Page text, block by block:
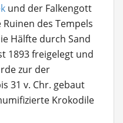
und der Falkengott
des Tempels
Hälfte durch Sand
1893 freigelegt und
zur der
31 v. Chr. gebaut
Krokodile